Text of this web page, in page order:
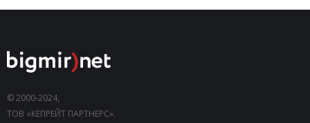
© 2000-2024,
ТОВ «КЕПРЕЙТ ПАРТНЕРС».